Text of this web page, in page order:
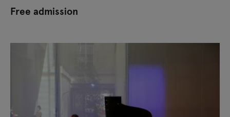
Free admission